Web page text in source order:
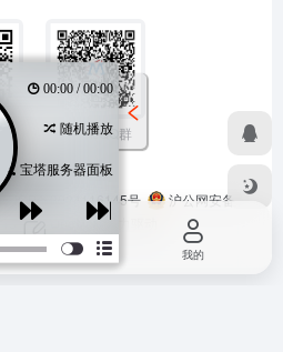
号 扫码加QQ群
苏ICP备2024116145号
沪公网安备
号 由 OneNav 强力驱动
投稿 我的
00:00 / 00:00
随机播放
宝塔服务器面板